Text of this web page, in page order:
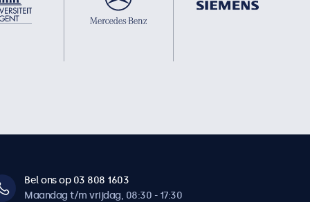
Bel ons op 03 808 1603
Maandag t/m vrijdag, 08:30 - 17:30